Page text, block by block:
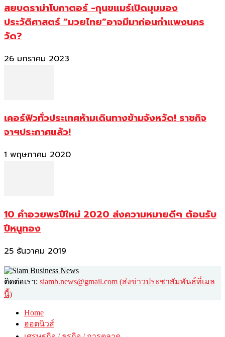
สยบดราม่าโบกาตอร์ -กุนขแมร์เปิดมุมมอง
ประวัติศาสตร์ “มวยไทย”อาจมีมาก่อนกำแพงนคร
วัด?
26 มกราคม 2023
เคอร์ฟิวทั่วประเทศห้ามเดินทางข้ามจังหวัด! ราชกิจ
จาฯประกาศแล้ว!
1 พฤษภาคม 2020
10 คำอวยพรปีใหม่ 2020 ส่งความหมายดีๆ ต้อนรับ
ปีหนูทอง
25 ธันวาคม 2019
ติดต่อเรา: siamb.news@gmail.com (ส่งข่าวประชาสัมพันธ์ที่เมล
นี้)
Home
ฮอตนิวส์